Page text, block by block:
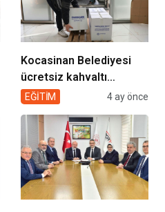
Kocasinan Belediyesi
ücretsiz kahvaltı
desteği projesi
EĞİTİM 4 ay önce